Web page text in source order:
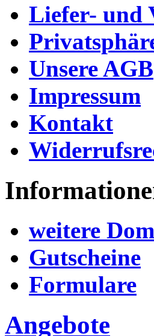
Liefer- und
Unsere AGB
Impressum
Kontakt
weitere
Gutscheine
Formulare
Angebote